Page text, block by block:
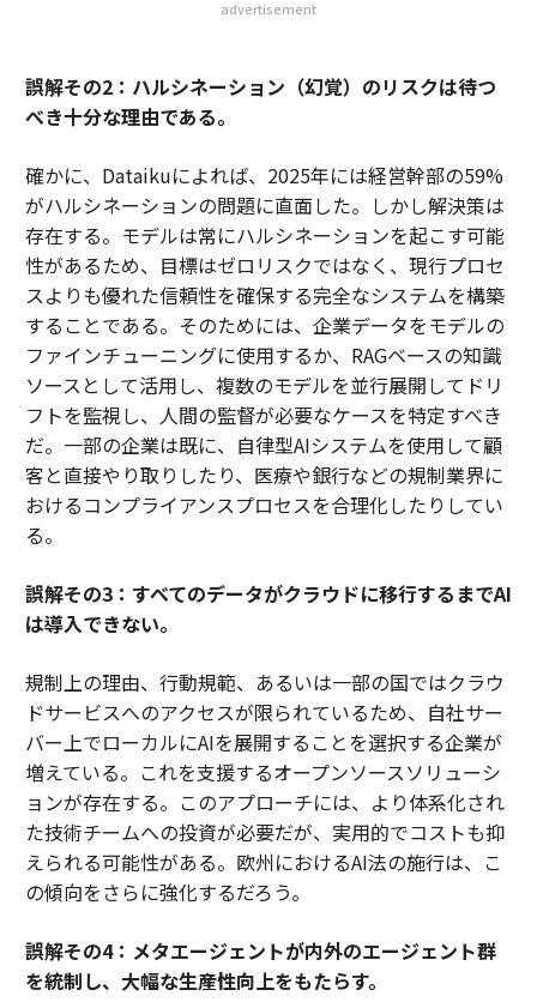
advertisement
誤解その2：ハルシネーション（幻覚）のリスクは待つ
べき十分な理由である。
確かに、Dataikuによれば、2025年には経営幹部の59%
がハルシネーションの問題に直面した。しかし解決策は
存在する。モデルは常にハルシネーションを起こす可能
性があるため、目標はゼロリスクではなく、現行プロセ
スよりも優れた信頼性を確保する完全なシステムを構築
することである。そのためには、企業データをモデルの
ファインチューニングに使用するか、RAGベースの知識
ソースとして活用し、複数のモデルを並行展開してドリ
フトを監視し、人間の監督が必要なケースを特定すべき
だ。一部の企業は既に、自律型AIシステムを使用して顧
客と直接やり取りしたり、医療や銀行などの規制業界に
おけるコンプライアンスプロセスを合理化したりしてい
る。
誤解その3：すべてのデータがクラウドに移行するまでAI
は導入できない。
規制上の理由、行動規範、あるいは一部の国ではクラウ
ドサービスへのアクセスが限られているため、自社サー
バー上でローカルにAIを展開することを選択する企業が
増えている。これを支援するオープンソースソリューシ
ョンが存在する。このアプローチには、より体系化され
た技術チームへの投資が必要だが、実用的でコストも抑
えられる可能性がある。欧州におけるAI法の施行は、こ
の傾向をさらに強化するだろう。
誤解その4：メタエージェントが内外のエージェント群
を統制し、大幅な生産性向上をもたらす。